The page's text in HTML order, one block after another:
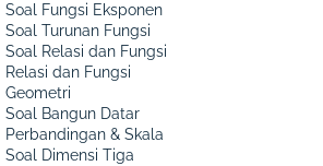
Soal Fungsi Eksponen
Soal Turunan Fungsi
Soal Relasi dan Fungsi
Relasi dan Fungsi
Geometri
Soal Bangun Datar
Perbandingan & Skala
Soal Dimensi Tiga